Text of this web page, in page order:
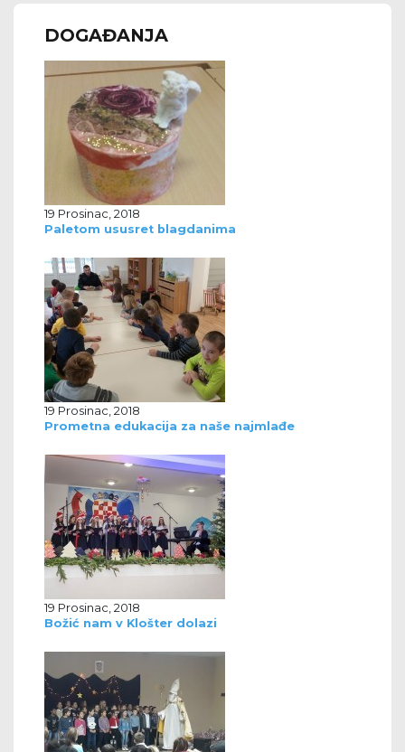
DOGAĐANJA
19 Prosinac, 2018
Paletom ususret blagdanima
19 Prosinac, 2018
Prometna edukacija za naše najmlađe
19 Prosinac, 2018
Božić nam v Klošter dolazi